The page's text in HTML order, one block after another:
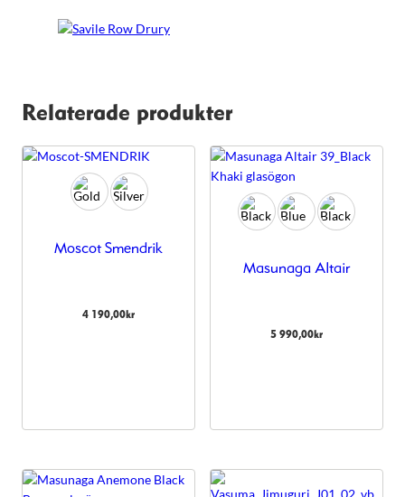
Relaterade produkter
Moscot Smendrik
4 190,00kr
Masunaga Altair
5 990,00kr